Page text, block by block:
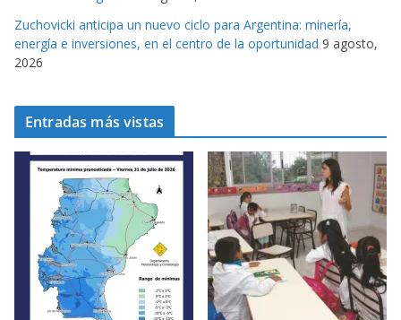
Zuchovicki anticipa un nuevo ciclo para Argentina: minería,
energía e inversiones, en el centro de la oportunidad 9 agosto,
2026
Entradas más vistas